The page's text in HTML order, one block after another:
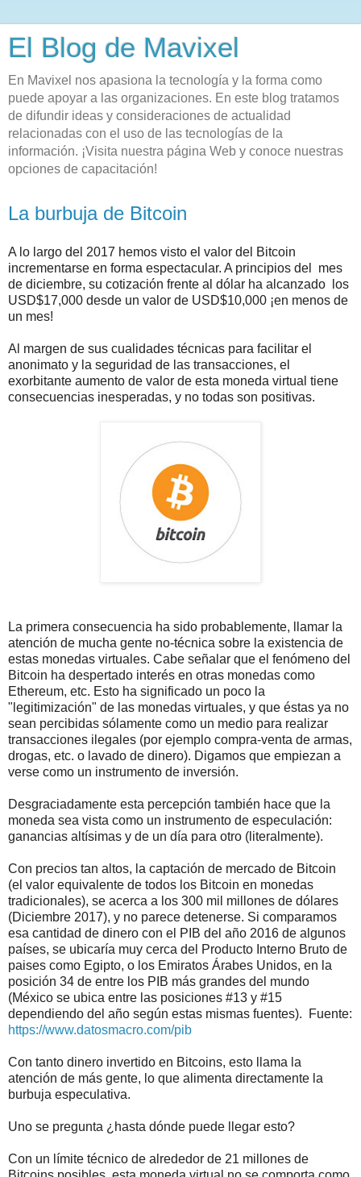
El Blog de Mavixel
En Mavixel nos apasiona la tecnología y la forma como
puede apoyar a las organizaciones. En este blog tratamos
de difundir ideas y consideraciones de actualidad
relacionadas con el uso de las tecnologías de la
información. ¡Visita nuestra página Web y conoce nuestras
opciones de capacitación!
La burbuja de Bitcoin
A lo largo del 2017 hemos visto el valor del Bitcoin
incrementarse en forma espectacular. A principios del mes
de diciembre, su cotización frente al dólar ha alcanzado los
USD$17,000 desde un valor de USD$10,000 ¡en menos de
un mes!
Al margen de sus cualidades técnicas para facilitar el
anonimato y la seguridad de las transacciones, el
exorbitante aumento de valor de esta moneda virtual tiene
consecuencias inesperadas, y no todas son positivas.
La primera consecuencia ha sido probablemente, llamar la
atención de mucha gente no-técnica sobre la existencia de
estas monedas virtuales. Cabe señalar que el fenómeno del
Bitcoin ha despertado interés en otras monedas como
Ethereum, etc. Esto ha significado un poco la
"legitimización" de las monedas virtuales, y que éstas ya no
sean percibidas sólamente como un medio para realizar
transacciones ilegales (por ejemplo compra-venta de armas,
drogas, etc. o lavado de dinero). Digamos que empiezan a
verse como un instrumento de inversión.
Desgraciadamente esta percepción también hace que la
moneda sea vista como un instrumento de especulación:
ganancias altísimas y de un día para otro (literalmente).
Con precios tan altos, la captación de mercado de Bitcoin
(el valor equivalente de todos los Bitcoin en monedas
tradicionales), se acerca a los 300 mil millones de dólares
(Diciembre 2017), y no parece detenerse. Si comparamos
esa cantidad de dinero con el PIB del año 2016 de algunos
países, se ubicaría muy cerca del Producto Interno Bruto de
paises como Egipto, o los Emiratos Árabes Unidos, en la
posición 34 de entre los PIB más grandes del mundo
(México se ubica entre las posiciones #13 y #15
dependiendo del año según estas mismas fuentes). Fuente:
https://www.datosmacro.com/pib
Con tanto dinero invertido en Bitcoins, esto llama la
atención de más gente, lo que alimenta directamente la
burbuja especulativa.
Uno se pregunta ¿hasta dónde puede llegar esto?
Con un límite técnico de alrededor de 21 millones de